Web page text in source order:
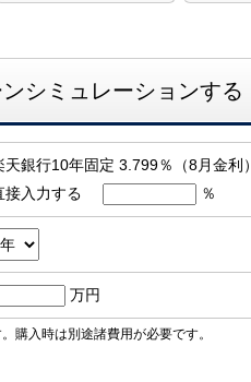
シミュレーションする
天銀行10年固定 3.799％（8月金利）
接入力する
％
万円
購入時は別途諸費用が必要です。